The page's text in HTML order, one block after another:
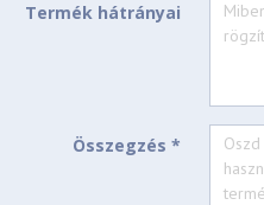
Termék hátrányai
Összegzés *